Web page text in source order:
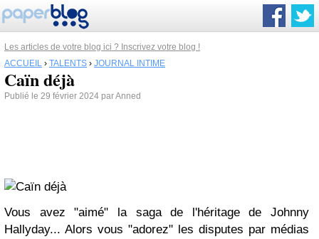
Les articles de votre blog ici ? Inscrivez votre blog !
ACCUEIL › TALENTS › JOURNAL INTIME
Caïn déjà
Publié le 29 février 2024 par Anned
Vous avez "aimé" la saga de l'héritage de Johnny
Hallyday... Alors vous "adorez" les disputes par médias